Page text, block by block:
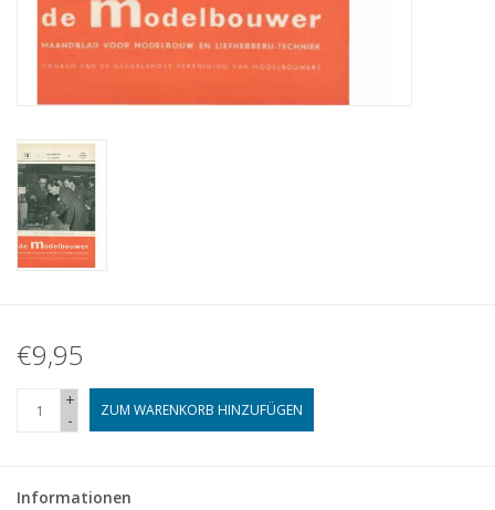
Baubeschreibungen
€9,95
+
-
ZUM WARENKORB HINZUFÜGEN
Informationen